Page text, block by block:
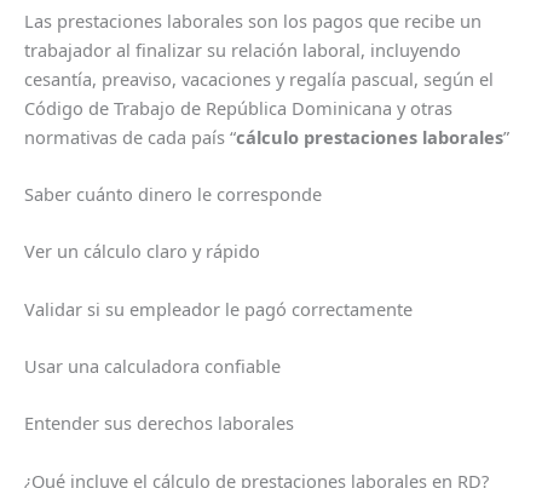
Las prestaciones laborales son los pagos que recibe un
trabajador al finalizar su relación laboral, incluyendo
cesantía, preaviso, vacaciones y regalía pascual, según el
Código de Trabajo de República Dominicana y otras
normativas de cada país “cálculo prestaciones laborales”
Saber cuánto dinero le corresponde
Ver un cálculo claro y rápido
Validar si su empleador le pagó correctamente
Usar una calculadora confiable
Entender sus derechos laborales
¿Qué incluye el cálculo de prestaciones laborales en RD?